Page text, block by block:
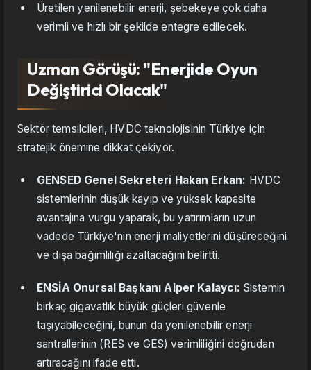
Üretilen yenilenebilir enerji, şebekeye çok daha
verimli ve hızlı bir şekilde entegre edilecek.
Uzman Görüşü: "Enerjide Oyun
Değiştirici Olacak"
Sektör temsilcileri, HVDC teknolojisinin Türkiye için
stratejik önemine dikkat çekiyor.
GENSED Genel Sekreteri Hakan Erkan: HVDC
sistemlerinin düşük kayıp ve yüksek kapasite
avantajına vurgu yaparak, bu yatırımların uzun
vadede Türkiye'nin enerji maliyetlerini düşüreceğini
ve dışa bağımlılığı azaltacağını belirtti.
ENSİA Onursal Başkanı Alper Kalaycı: Sistemin
birkaç gigavatlık büyük güçleri güvenle
taşıyabileceğini, bunun da yenilenebilir enerji
santrallerinin (RES ve GES) verimliliğini doğrudan
artıracağını ifade etti.